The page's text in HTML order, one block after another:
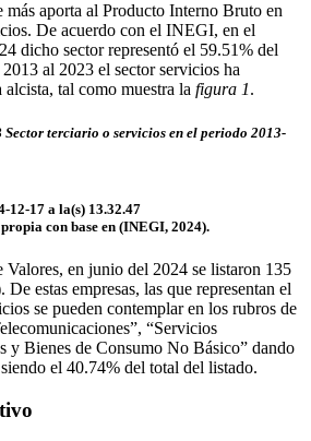
más aporta al Producto Interno Bruto en
De acuerdo con el INEGI, en el
dicho sector representó el 59.51% del
al 2023 el sector servicios ha
tal como muestra la figura 1.
terciario o servicios en el periodo 2013-
con base en (INEGI, 2024).
en junio del 2024 se listaron 135
estas empresas, las que representan el
se pueden contemplar en los rubros de
“Servicios
y Bienes de Consumo No Básico” dando
el 40.74% del total del listado.